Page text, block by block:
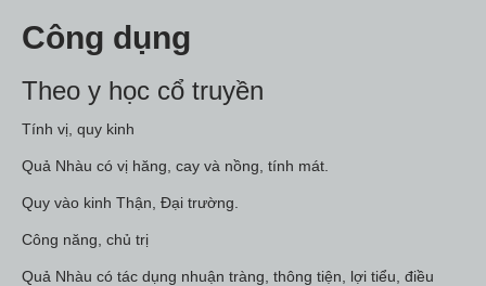
Công dụng
Theo y học cổ truyền
Tính vị, quy kinh
Quả Nhàu có vị hăng, cay và nồng, tính mát.
Quy vào kinh Thận, Đại trường.
Công năng, chủ trị
Quả Nhàu có tác dụng nhuận tràng, thông tiện, lợi tiểu, điều